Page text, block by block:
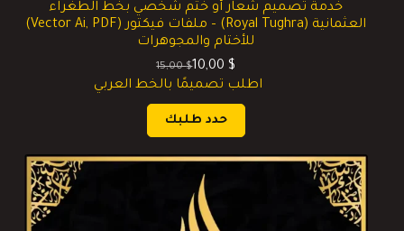
خدمة تصميم شعار أو ختم شخصي بخط الطغراء
العثمانية (Royal Tughra) – ملفات فيكتور (Vector Ai, PDF)
للأختام والمجوهرات
15,00$السعر
الأصلي
هو:
15,00 $.
10,00 $
السعر
الحالي
هو:
10,00 $.
اطلب تصميمًا بالخط العربي
حدد طلبك